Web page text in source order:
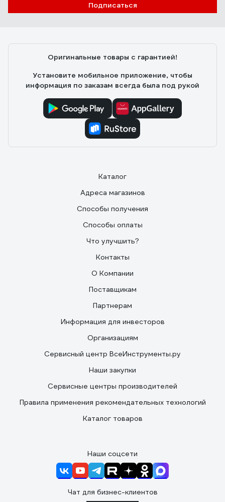
ножнах шлёвка для ремня.
Подписаться
Оригинальные товары с гарантией!
Установите мобильное приложение, чтобы
информация по заказам всегда была под рукой
Каталог
Адреса магазинов
Способы получения
Способы оплаты
Что улучшить?
Контакты
О Компании
Поставщикам
Партнерам
Информация для инвесторов
Организациям
Сервисный центр ВсеИнструменты.ру
Наши закупки
Сервисные центры производителей
Правила применения рекомендательных технологий
Каталог товаров
Наши соцсети
Чат для бизнес-клиентов